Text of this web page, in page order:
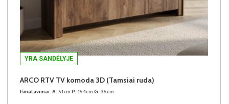
YRA SANDĖLYJE
ARCO RTV TV komoda 3D (Tamsiai ruda)
Išmatavimai: A: 51cm P: 154cm G: 35cm